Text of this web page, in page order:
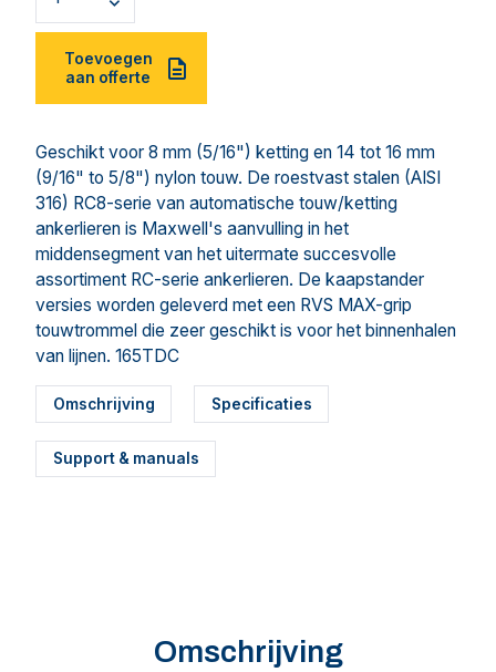
Toevoegen
aan offerte
Geschikt voor 8 mm (5/16") ketting en 14 tot 16 mm
(9/16" to 5/8") nylon touw. De roestvast stalen (AISI
316) RC8-serie van automatische touw/ketting
ankerlieren is Maxwell's aanvulling in het
middensegment van het uitermate succesvolle
assortiment RC-serie ankerlieren. De kaapstander
versies worden geleverd met een RVS MAX-grip
touwtrommel die zeer geschikt is voor het binnenhalen
van lijnen. 165TDC
Omschrijving Specificaties
Support & manuals
Omschrijving